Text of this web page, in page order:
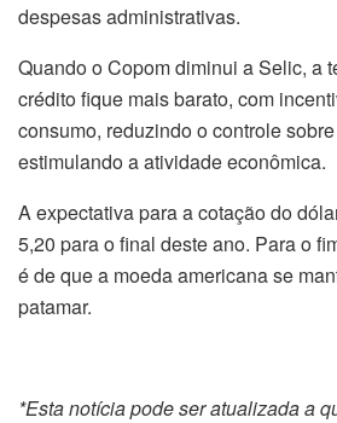
despesas administrativas.
Quando o Copom diminui a Selic, a
crédito fique mais barato, com
consumo, reduzindo o controle
estimulando a atividade econômica.
A expectativa para a cotação do
5,20 para o final deste ano. Para o
é de que a moeda americana se
patamar.
*Esta notícia pode ser atualizada a